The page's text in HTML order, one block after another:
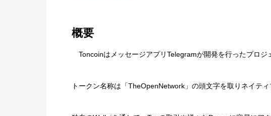
概要
ToncoinはメッセージアプリTelegramが開発を行ったプロジ
トークン名称は「TheOpenNetwork」の頭文字を取りネイテ